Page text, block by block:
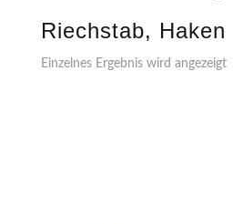
Riechstab, Haken
Einzelnes Ergebnis wird angezeigt